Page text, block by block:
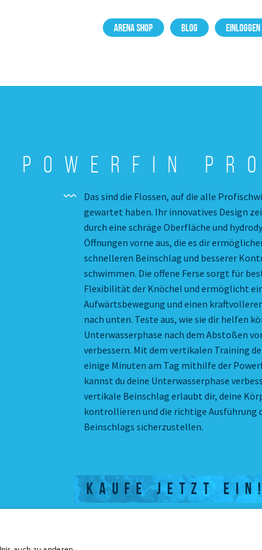
ARENA SHOP BLOG EINLOGGEN
Powerfin
Das sind die Flossen, auf die alle
gewartet haben. Ihr innovatives Design
durch eine schräge Oberfläche und
Öffnungen vorne aus, die es dir
schnelleren Beinschlag und besserer
schwimmen. Die offene Ferse sorgt für
Flexibilität der Knöchel und ermöglicht
Aufwärtsbewegung und einen
nach unten. Teste aus, wie sie dir helfen
Unterwasserphase nach dem Abstoßen
verbessern. Mit dem vertikalen Training
einige Minuten am Tag mithilfe der
kannst du deine Unterwasserphase
vertikale Beinschlag erlaubt dir, deine
kontrollieren und die richtige Ausführung
Beinschlags sicherzustellen.
KAUFE JETZT